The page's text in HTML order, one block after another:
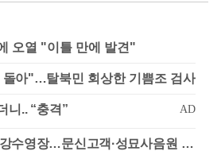
오열 "이틀 만에 발견"
돌아"…탈북민 회상한 기쁨조 검사
'가성비 워터밤' 한강수영장…문신고객·성묘사음원 민원